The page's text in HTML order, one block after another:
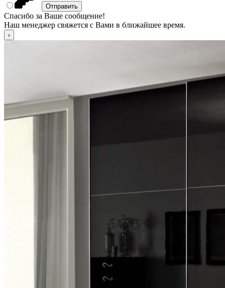
Спасибо за Ваше сообщение!
Наш менеджер свяжется с Вами в ближайшее время.